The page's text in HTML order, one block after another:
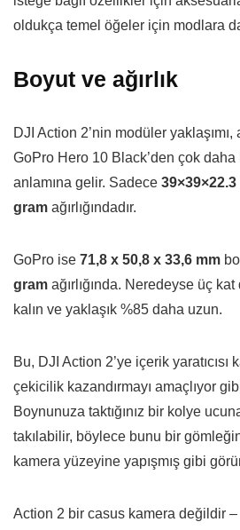
oldukça temel öğeler için modlara
Boyut ve ağırlık
DJI Action 2’nin modüler
GoPro Hero 10 Black’den çok
anlamına gelir. Sadece 39×39×22.3
gram ağırlığındadır.
GoPro ise 71,8 x 50,8 x 33,6 mm
gram ağırlığında. Neredeyse üç
kalın ve yaklaşık %85 daha uzun.
Bu, DJI Action 2’ye içerik yaratıcısı
çekicilik kazandırmayı amaçlıyor
Boynunuza taktığınız bir kolye
takılabilir, böylece bunu bir
kamera yüzeyine yapışmış gibi
Action 2 bir casus kamera değildir –